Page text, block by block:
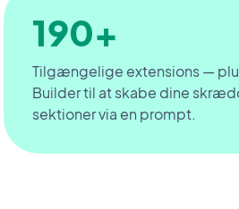
190+
Tilgængelige extensions —
Builder til at skabe dine
sektioner via en prompt.